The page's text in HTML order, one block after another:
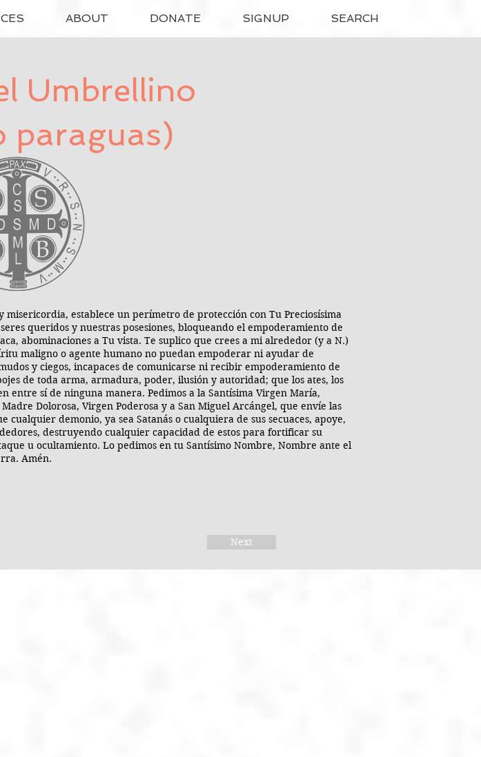
ABOUT DONATE SIGNUP SEARCH
Umbrellino
paraguas)
misericordia, establece un perímetro de protección con Tu Preciosísima
queridos y nuestras posesiones, bloqueando el empoderamiento de
abominaciones a Tu vista. Te suplico que crees a mi alrededor (y a N.)
maligno o agente humano no puedan empoderar ni ayudar de
y ciegos, incapaces de comunicarse ni recibir empoderamiento de
de toda arma, armadura, poder, ilusión y autoridad; que los ates, los
sí de ninguna manera. Pedimos a la Santísima Virgen María,
Dolorosa, Virgen Poderosa y a San Miguel Arcángel, que envíe las
demonio, ya sea Satanás o cualquiera de sus secuaces, apoye,
destruyendo cualquier capacidad de estos para fortificar su
u ocultamiento. Lo pedimos en tu Santísimo Nombre, Nombre ante el
Amén.
Next